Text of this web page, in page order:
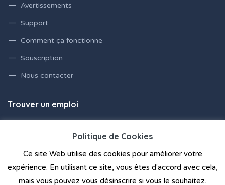
Avertissements
Support
Comment ça fonctionne
Souscription
Nous contacter
Trouver un emploi
Politique de Cookies
Ce site Web utilise des cookies pour améliorer votre
expérience. En utilisant ce site, vous êtes d'accord avec cela,
mais vous pouvez vous désinscrire si vous le souhaitez.